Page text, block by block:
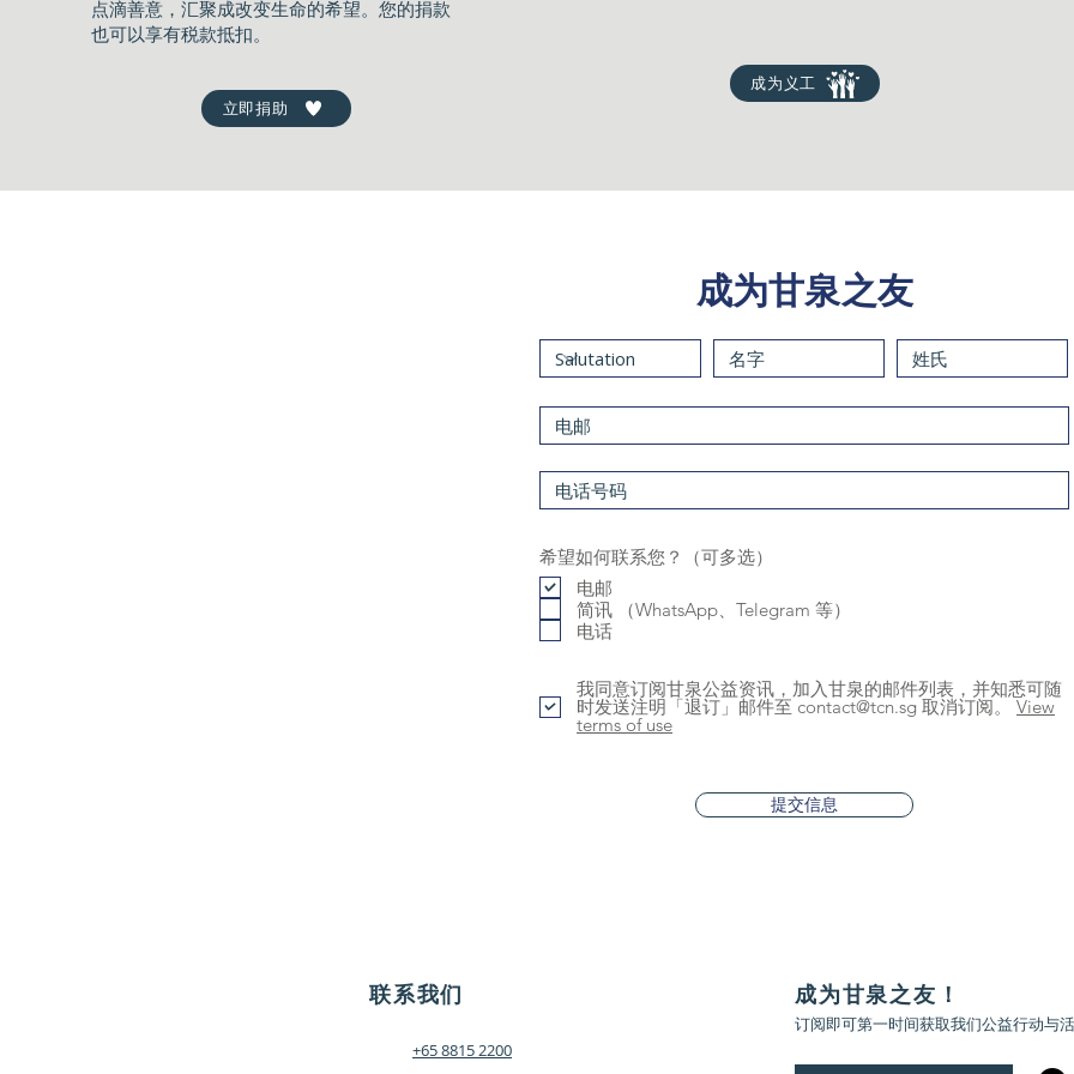
点滴善意，汇聚成改变生命的希望。您的捐款
也可以享有税款抵扣。
立即捐助
成为义工
​成为甘泉之友
希望如何联系您？（可多选）
电邮
简讯 （WhatsApp、Telegram 等）
电话
我同意订阅甘泉公益资讯，加入甘泉的邮件列表，并知悉可随
时发送注明「退订」邮件至 contact@tcn.sg 取消订阅。 View
terms of use
提交信息
联系我们 ​成为甘泉之友！
订阅即可第一时间获取我们公益行动与
+65 8815 2200